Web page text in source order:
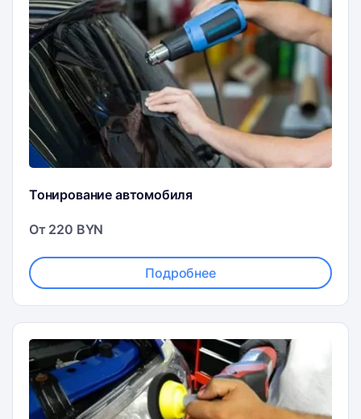
Тонирование автомобиля
От 220 BYN
Подробнее